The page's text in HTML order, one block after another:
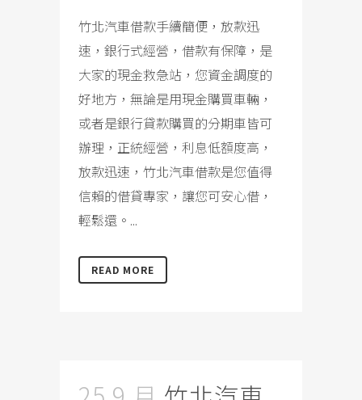
竹北汽車借款手續簡便，放款迅
速，銀行式經營，借款有保障，是
大家的現金救急站，您資金調度的
好地方，無論是用現金購買車輛，
或者是銀行貸款購買的分期車皆可
辦理，正統經營，利息低額度高，
放款迅速，竹北汽車借款是您值得
信賴的借貸專家，讓您可安心借，
輕鬆還。...
READ MORE